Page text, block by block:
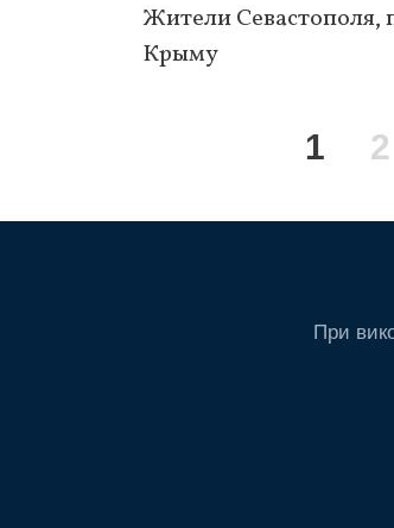
Жители Севастополя,
Крыму
1 2
При